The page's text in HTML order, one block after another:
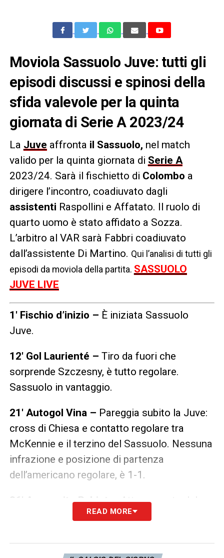
Moviola Sassuolo Juve: tutti gli
episodi discussi e spinosi della
sfida valevole per la quinta
giornata di Serie A 2023/24
La Juve affronta il Sassuolo, nel match
valido per la quinta giornata di Serie A
2023/24. Sarà il fischietto di Colombo a
dirigere l’incontro, coadiuvato dagli
assistenti Raspollini e Affatato. Il ruolo di
quarto uomo è stato affidato a Sozza.
L’arbitro al VAR sarà Fabbri coadiuvato
dall’assistente Di Martino. Qui l’analisi di tutti gli
episodi da moviola della partita. SASSUOLO
JUVE LIVE
1′ Fischio d’inizio – È iniziata Sassuolo
Juve.
12′ Gol Laurienté – Tiro da fuori che
sorprende Szczesny, è tutto regolare.
Sassuolo in vantaggio.
21′ Autogol Vina – Pareggia subito la Juve:
cross di Chiesa e contatto regolare tra
McKennie e il terzino del Sassuolo. Nessuna
infrazione e posizione di partenza
dell’americano regolare, è 1-1.
36′ Ammonito Rabiot –Atterramento del
francese che gli costa il primo cartellino
READ MORE